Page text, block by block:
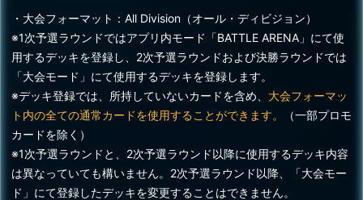
・大会フォーマット：All Division（オール・ディビジョン）
※1次予選ラウンドではアプリ内モード「BATTLE ARENA」にて使
用するデッキを登録し、2次予選ラウンドおよび決勝ラウンドでは
「大会モード」にて使用するデッキを登録します。
※デッキ登録では、所持していないカードを含め、 大会フォーマッ
ト内の全ての通常カードを使用することができます。
（一部プロモ
カードを除く）
※1次予選ラウンドと、2次予選ラウンド以降に使用するデッキ内容
は異なっていても構いません。2次予選ラウンド以降、「大会モー
ド」にて登録したデッキを変更することはできません。